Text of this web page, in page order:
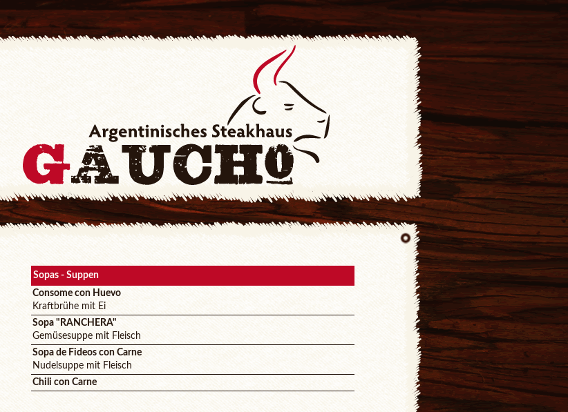
Sopas - Suppen
Consome con Huevo
Kraftbrühe mit Ei
Sopa "RANCHERA"
Gemüsesuppe mit Fleisch
Sopa de Fideos con Carne
Nudelsuppe mit Fleisch
Chili con Carne